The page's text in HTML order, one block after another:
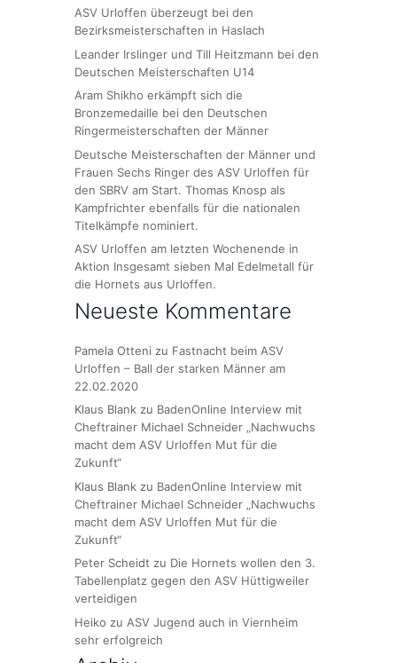
ASV Urloffen überzeugt bei den
Bezirksmeisterschaften in Haslach
Leander Irslinger und Till Heitzmann bei den
Deutschen Meisterschaften U14
Aram Shikho erkämpft sich die
Bronzemedaille bei den Deutschen
Ringermeisterschaften der Männer
Deutsche Meisterschaften der Männer und
Frauen Sechs Ringer des ASV Urloffen für
den SBRV am Start. Thomas Knosp als
Kampfrichter ebenfalls für die nationalen
Titelkämpfe nominiert.
ASV Urloffen am letzten Wochenende in
Aktion Insgesamt sieben Mal Edelmetall für
die Hornets aus Urloffen.
Neueste Kommentare
Pamela Otteni zu Fastnacht beim ASV
Urloffen – Ball der starken Männer am
22.02.2020
Klaus Blank zu BadenOnline Interview mit
Cheftrainer Michael Schneider „Nachwuchs
macht dem ASV Urloffen Mut für die
Zukunft“
Klaus Blank zu BadenOnline Interview mit
Cheftrainer Michael Schneider „Nachwuchs
macht dem ASV Urloffen Mut für die
Zukunft“
Peter Scheidt zu Die Hornets wollen den 3.
Tabellenplatz gegen den ASV Hüttigweiler
verteidigen
Heiko zu ASV Jugend auch in Viernheim
sehr erfolgreich